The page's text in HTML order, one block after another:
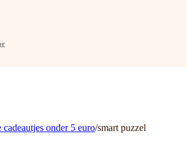
onder 5 euro/smart puzzel